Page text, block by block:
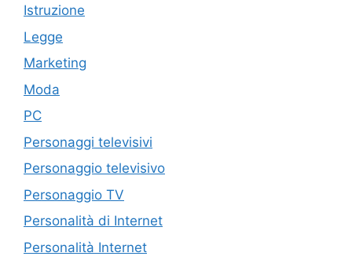
Istruzione
Legge
Marketing
Moda
PC
Personaggi televisivi
Personaggio televisivo
Personaggio TV
Personalità di Internet
Personalità Internet